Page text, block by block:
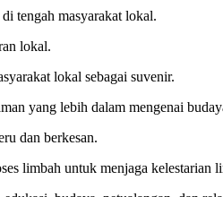
tengah masyarakat lokal.
lokal.
lokal sebagai suvenir.
yang lebih dalam mengenai
dan berkesan.
limbah untuk menjaga kelestarian